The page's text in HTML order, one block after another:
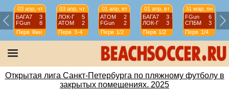
03 апр, чт
БАГА7
3
FGun
8
Перв Фин
03 апр, чт
ЛОК-Г
5
АТОМ
2
Перв 3-4
01 апр, вт
АТОМ
2
FGun
2
Перв 1/2
01 апр, вт
БАГА7
3
ЛОК-Г
3
Перв 1/2
31 мар, пн
FGun
6
СПБМ
3
Перв 1/4
Открытая лига Санкт-Петербурга по пляжному футболу в
закрытых помещениях. 2025